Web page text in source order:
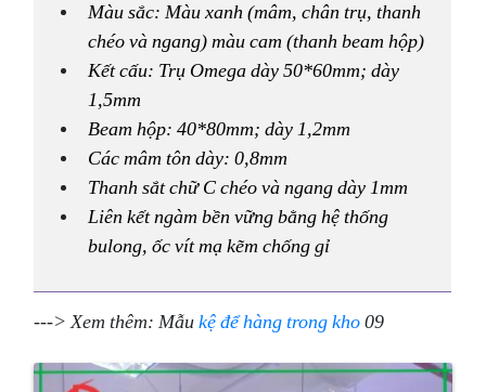
Màu sắc: Màu xanh (mâm, chân trụ, thanh
chéo và ngang) màu cam (thanh beam hộp)
Kết cấu: Trụ Omega dày 50*60mm; dày
1,5mm
Beam hộp: 40*80mm; dày 1,2mm
Các mâm tôn dày: 0,8mm
Thanh sắt chữ C chéo và ngang dày 1mm
Liên kết ngàm bền vững bằng hệ thống
bulong, ốc vít mạ kẽm chống gỉ
---> Xem thêm: Mẫukệ để hàng trong kho09